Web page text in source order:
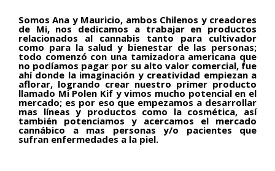
Somos Ana y Mauricio, ambos Chilenos y creadores
de Mi, nos dedicamos a trabajar en productos
relacionados al cannabis tanto para cultivador
como para la salud y bienestar de las personas;
todo comenzó con una tamizadora americana que
no podíamos pagar por su alto valor comercial, fue
ahí donde la imaginación y creatividad empiezan a
aflorar, logrando crear nuestro primer producto
llamado Mi Polen Kif y vimos mucho potencial en el
mercado; es por eso que empezamos a desarrollar
mas líneas y productos como la cosmética, así
también potenciamos y acercamos el mercado
cannábico a mas personas y/o pacientes que
sufran enfermedades a la piel.